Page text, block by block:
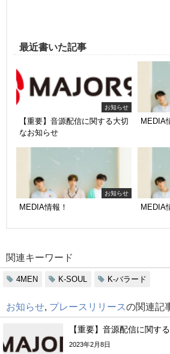
最近書いた記事
お知らせ
【重要】音源配信に関する大切
なお知らせ
MEDIA
お知らせ
MEDIA情報！ MEDIA
関連キーワード
4MEN K-SOUL K-バラード
お知らせ プレースリリースの関連記
【重要】音源配信に関す
2023年2月8日